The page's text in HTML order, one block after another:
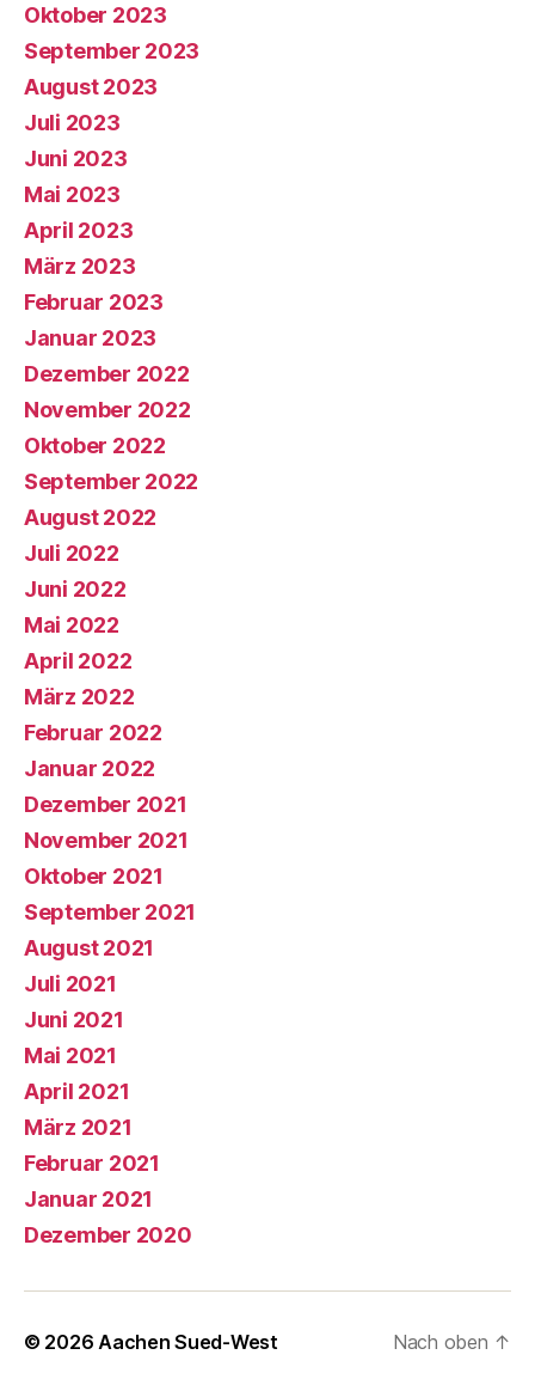
Oktober 2023
September 2023
August 2023
Juli 2023
Juni 2023
Mai 2023
April 2023
März 2023
Februar 2023
Januar 2023
Dezember 2022
November 2022
Oktober 2022
September 2022
August 2022
Juli 2022
Juni 2022
Mai 2022
April 2022
März 2022
Februar 2022
Januar 2022
Dezember 2021
November 2021
Oktober 2021
September 2021
August 2021
Juli 2021
Juni 2021
Mai 2021
April 2021
März 2021
Februar 2021
Januar 2021
Dezember 2020
© 2026 Aachen Sued-West Nach oben ↑